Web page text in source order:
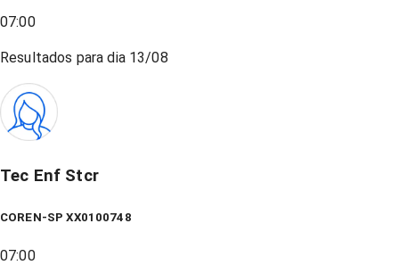
07:00
Resultados para dia 13/08
Tec Enf Stcr
COREN-SP XX0100748
07:00